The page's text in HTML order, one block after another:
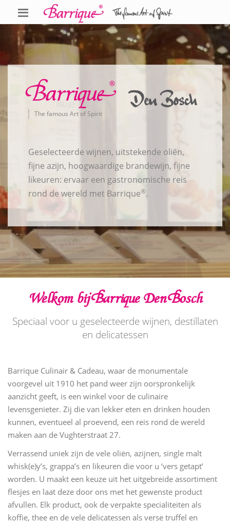
Barrique Den Bosch
The famous Art of Spirit
Geselecteerde wijnen, uitstekende oliën,
fijne azijn, hoogwaardige brandewijn, fijne
likeuren: ervaar een gastronomische reis
rond de wereld met Barrique®.
Welkom bij Barrique Den Bosch
Speciaal voor u geselecteerde wijnen, destillaten
en delicatessen
Barrique Culinair & Cadeau, waar de monumentale
voorgevel uit 1910 het pand weer zijn oorspronkelijk
aanzicht geeft, is een winkel voor de culinaire
levensgenieter. Zij die van lekker eten en drinken houden
kunnen, eventueel al proevend, een reis rond de wereld
maken aan de Vughterstraat 27.
Verrassend uniek zijn de vele oliën, azijnen, single malt
whisk(e)y’s, grappa’s en likeuren die voor u ‘vers getapt’
worden. U maakt een keuze uit het uitgebreide assortiment
flesjes en laat deze door ons met het gewenste product
afvullen. Elk product, ook de verpakte specialiteiten als
koffie, thee en de vele delicatessen als verse truffel en